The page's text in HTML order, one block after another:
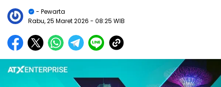
- Pewarta
Rabu, 25 Maret 2026 - 08:25 WIB